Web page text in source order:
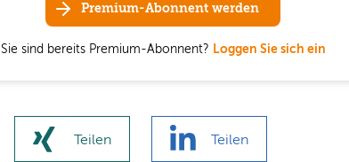
Premium-Abonnent werden
Sie sind bereits Premium-Abonnent? Loggen Sie sich ein
Teilen Teilen